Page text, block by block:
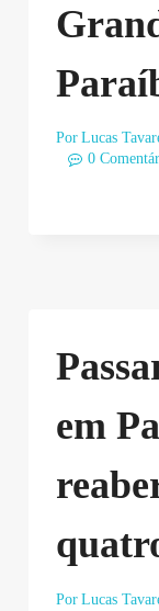
Por Lucas
0
em
Por Lucas